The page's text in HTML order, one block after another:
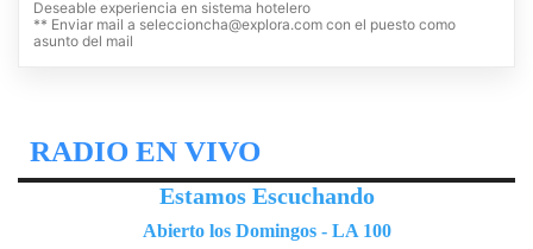
Deseable experiencia en sistema hotelero
** Enviar mail a seleccioncha@explora.com con el puesto como
asunto del mail
RADIO EN VIVO
Estamos Escuchando
Abierto los Domingos - LA 100